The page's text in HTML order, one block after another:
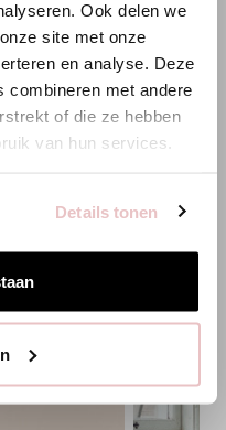
Ook delen we
site met onze
en analyse. Deze
combineren met andere
of die ze hebben
van hun services.
Details tonen
Land aus
wechseln